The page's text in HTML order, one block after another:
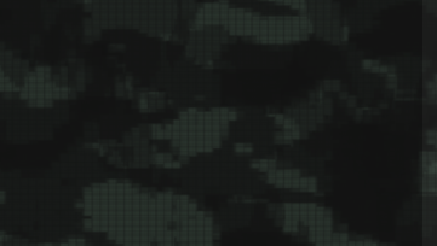
“Vode žene na silovanje, muškarce